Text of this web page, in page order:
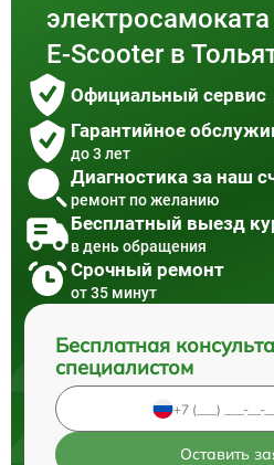
электросамоката
E-Scooter в
Официальный сервис
Гарантийное
до 3 лет
Диагностика за наш
ремонт по желанию
Бесплатный выезд
в день обращения
Срочный ремонт
от 35 минут
Бесплатная
специалистом
Оставить